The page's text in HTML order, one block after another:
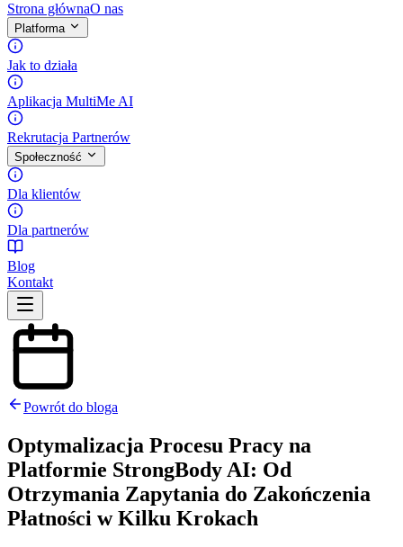
Strona głównaO nas
Platforma
Jak to działa
Aplikacja MultiMe AI
Rekrutacja Partnerów
Społeczność
Dla klientów
Dla partnerów
Blog
Kontakt
Powrót do bloga
Optymalizacja Procesu Pracy na
Platformie StrongBody AI: Od
Otrzymania Zapytania do Zakończenia
Płatności w Kilku Krokach